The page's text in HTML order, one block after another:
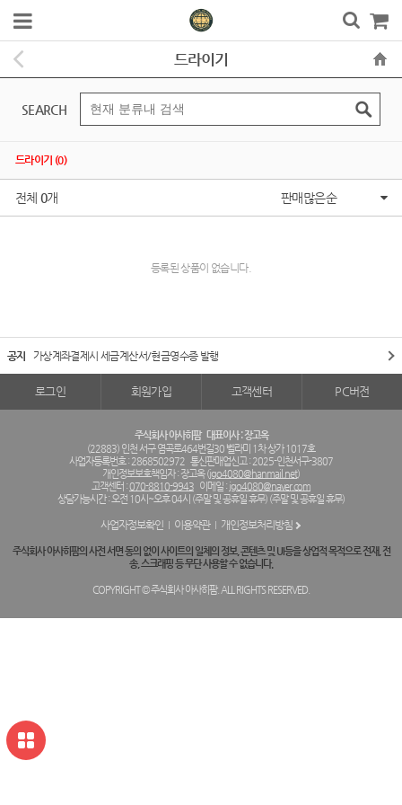
드라이기
SEARCH
드라이기 (0)
전체 0개 판매많은순
등록된 상품이 없습니다.
공지 가상계좌결제시 세금계산서/현금영수증 발행
로그인 회원가입 고객센터 PC버전
주식회사 아사히팜 대표이사 : 장고옥
(22883) 인천 서구 염곡로464번길30 벨라미 1차 상가 1017호
사업자등록번호 : 2868502972 통신판매업신고 : 2025-인천서구-3807
개인정보보호책임자 : 장고옥 (jgo4080@hanmail.net)
고객센터 :070-8810-9943 이메일 : jgo4080@naver.com
상담가능시간 : 오전 10시~오후 04시 (주말 및 공휴일 휴무) (주말 및 공휴일 휴무)
사업자정보확인 이용약관 개인정보처리방침
주식회사 아사히팜의 사전 서면 동의 없이 사이트의 일체의 정보, 콘텐츠 및 UI등을 상업적 목적으로 전재, 전
송, 스크래핑 등 무단 사용할 수 없습니다.
COPYRIGHT © 주식회사 아사히팜. ALL RIGHTS RESERVED.